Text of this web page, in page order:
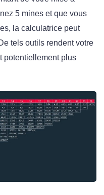
5 mines et que vous
la calculatrice peut
tels outils rendent votre
potentiellement plus